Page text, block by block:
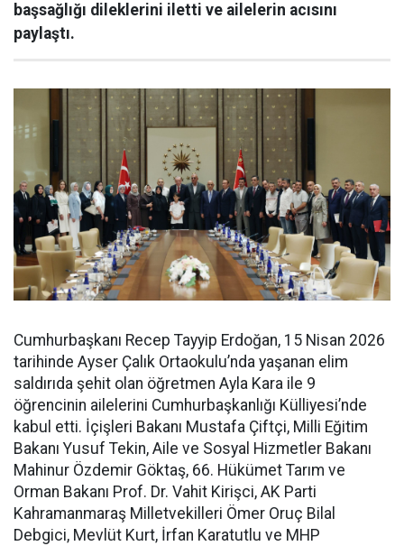
başsağlığı dileklerini iletti ve ailelerin acısını
paylaştı.
Cumhurbaşkanı Recep Tayyip Erdoğan, 15 Nisan 2026
tarihinde Ayser Çalık Ortaokulu’nda yaşanan elim
saldırıda şehit olan öğretmen Ayla Kara ile 9
öğrencinin ailelerini Cumhurbaşkanlığı Külliyesi’nde
kabul etti. İçişleri Bakanı Mustafa Çiftçi, Milli Eğitim
Bakanı Yusuf Tekin, Aile ve Sosyal Hizmetler Bakanı
Mahinur Özdemir Göktaş, 66. Hükümet Tarım ve
Orman Bakanı Prof. Dr. Vahit Kirişci, AK Parti
Kahramanmaraş Milletvekilleri Ömer Oruç Bilal
Debgici, Mevlüt Kurt, İrfan Karatutlu ve MHP